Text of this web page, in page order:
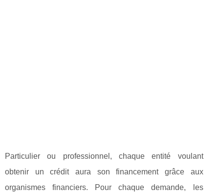
Particulier ou professionnel, chaque entité voulant
obtenir un crédit aura son financement grâce aux
organismes financiers. Pour chaque demande, les